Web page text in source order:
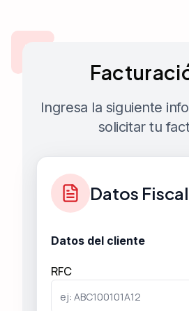
Carretera Mante-Tampico,
(836) 273 0660
Hidalgo
Ingresa la siguiente
solicitar tu
Datos
Datos del cliente
RFC